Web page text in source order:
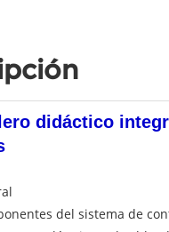
didáctico
del sistema de